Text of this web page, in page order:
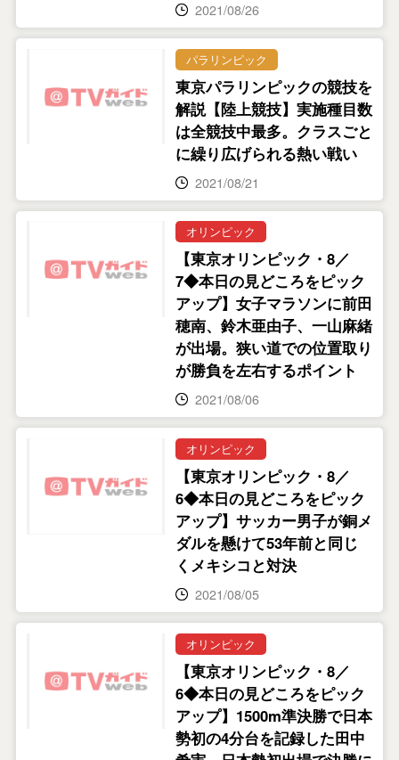
2021/08/26
パラリンピック
東京パラリンピックの競技を
解説【陸上競技】実施種目数
は全競技中最多。クラスごと
に繰り広げられる熱い戦い
2021/08/21
オリンピック
【東京オリンピック・8／
7◆本日の見どころをピック
アップ】女子マラソンに前田
穂南、鈴木亜由子、一山麻緒
が出場。狭い道での位置取り
が勝負を左右するポイント
2021/08/06
オリンピック
【東京オリンピック・8／
6◆本日の見どころをピック
アップ】サッカー男子が銅メ
ダルを懸けて53年前と同じ
くメキシコと対決
2021/08/05
オリンピック
【東京オリンピック・8／
6◆本日の見どころをピック
アップ】1500m準決勝で日本
勢初の4分台を記録した田中